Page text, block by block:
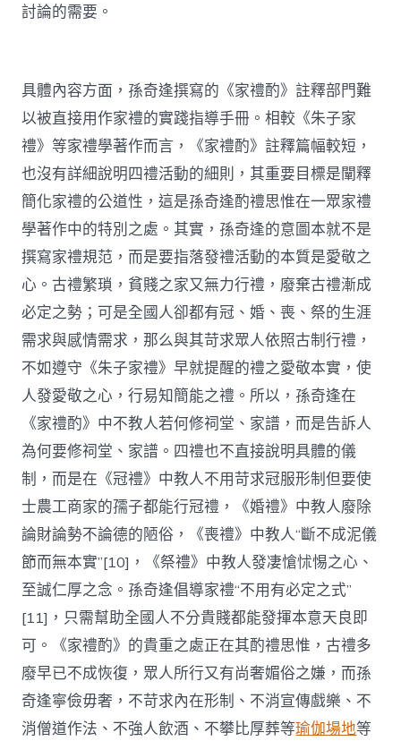
討論的需要。
具體內容方面，孫奇逢撰寫的《家禮酌》註釋部門難
以被直接用作家禮的實踐指導手冊。相較《朱子家
禮》等家禮學著作而言，《家禮酌》註釋篇幅較短，
也沒有詳細說明四禮活動的細則，其重要目標是闡釋
簡化家禮的公道性，這是孫奇逢酌禮思惟在一眾家禮
學著作中的特別之處。其實，孫奇逢的意圖本就不是
撰寫家禮規范，而是要指落發禮活動的本質是愛敬之
心。古禮繁瑣，貧賤之家又無力行禮，廢棄古禮漸成
必定之勢；可是全國人卻都有冠、婚、喪、祭的生涯
需求與感情需求，那么與其苛求眾人依照古制行禮，
不如遵守《朱子家禮》早就提醒的禮之愛敬本實，使
人發愛敬之心，行易知簡能之禮。所以，孫奇逢在
《家禮酌》中不教人若何修祠堂、家譜，而是告訴人
為何要修祠堂、家譜。四禮也不直接說明具體的儀
制，而是在《冠禮》中教人不用苛求冠服形制但要使
士農工商家的孺子都能行冠禮，《婚禮》中教人廢除
論財論勢不論德的陋俗，《喪禮》中教人“斷不成泥儀
節而無本實”[10]，《祭禮》中教人發凄愴怵惕之心、
至誠仁厚之念。孫奇逢倡導家禮“不用有必定之式”
[11]，只需幫助全國人不分貴賤都能發揮本意天良即
可。《家禮酌》的貴重之處正在其酌禮思惟，古禮多
廢早已不成恢復，眾人所行又有尚奢媚俗之嫌，而孫
奇逢寧儉毋奢，不苛求內在形制、不消宣傳戲樂、不
消僧道作法、不強人飲酒、不攀比厚葬等瑜伽場地等